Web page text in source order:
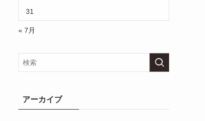
31
« 7月
アーカイブ